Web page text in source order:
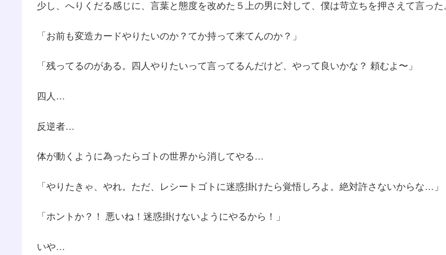
少し、へりくだる感じに、言葉と態度を改めた５上の男に対して、僕は苛立ちを押さえて言った
「お前も変造カードやりたいのか？てか持って来てんのか？」
「残ってるのがある。四人やりたいって言ってるんだけど、やって良いかな？ 頼むよ〜」
四人…
反逆者…
体が動くように為ったらゴトの世界から消してやる…
「やりたきゃ、やれ。ただ、レシートゴトに迷惑掛けたら覚悟しろよ。絶対許さないからな…」
「ホントか？！ 悪いね！迷惑掛けないようにやるから！」
いや…